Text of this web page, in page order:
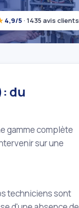
4,9/5 · 1435 avis clients
du
gamme complète
sur une
techniciens sont